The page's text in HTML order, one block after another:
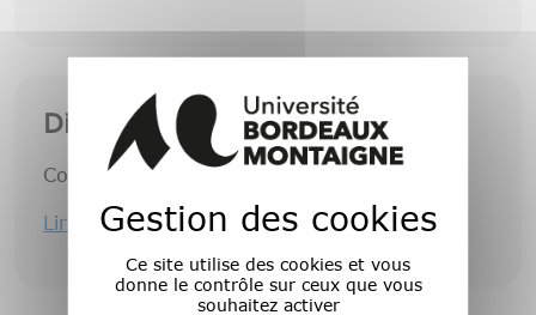
Direction
Consulter la composition
Lire la suiteGestion des cookies
Ce site utilise des cookies et vous
donne le contrôle sur ceux que vous
souhaitez activer